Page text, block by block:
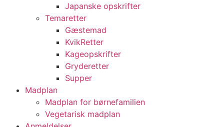
Japanske opskrifter
Temaretter
Gæstemad
KvikRetter
Kageopskrifter
Gryderetter
Supper
Madplan
Madplan for børnefamilien
Vegetarisk madplan